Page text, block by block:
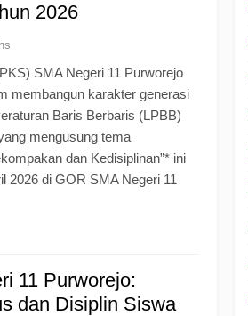
2026
SMA Negeri 11 Purworejo
membangun karakter generasi
Baris Berbaris (LPBB)
mengusung tema
dan Kedisiplinan”* ini
2026 di GOR SMA Negeri 11
11 Purworejo:
dan Disiplin Siswa